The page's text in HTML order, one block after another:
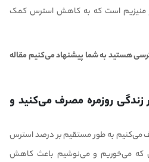
و منیزیم است که به کاهش استرس کمک
هستید به شما پیشنهاد می‌کنیم مقاله
زندگی روزمره مصرف می‌کنید و
می‌کنیم به طور مستقیم بر درصد استرس
که می‌خوریم و می‌نوشیم باعث کاهش